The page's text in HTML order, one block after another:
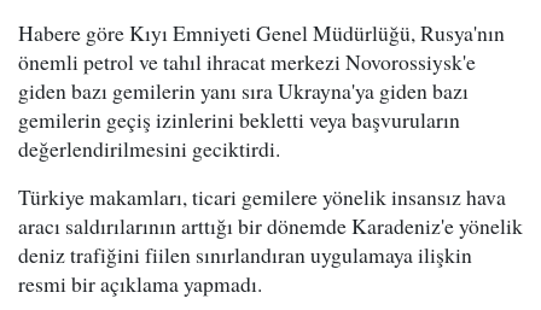
Habere göre Kıyı Emniyeti Genel Müdürlüğü, Rusya'nın
önemli petrol ve tahıl ihracat merkezi Novorossiysk'e
giden bazı gemilerin yanı sıra Ukrayna'ya giden bazı
gemilerin geçiş izinlerini bekletti veya başvuruların
değerlendirilmesini geciktirdi.
Türkiye makamları, ticari gemilere yönelik insansız hava
aracı saldırılarının arttığı bir dönemde Karadeniz'e yönelik
deniz trafiğini fiilen sınırlandıran uygulamaya ilişkin
resmi bir açıklama yapmadı.